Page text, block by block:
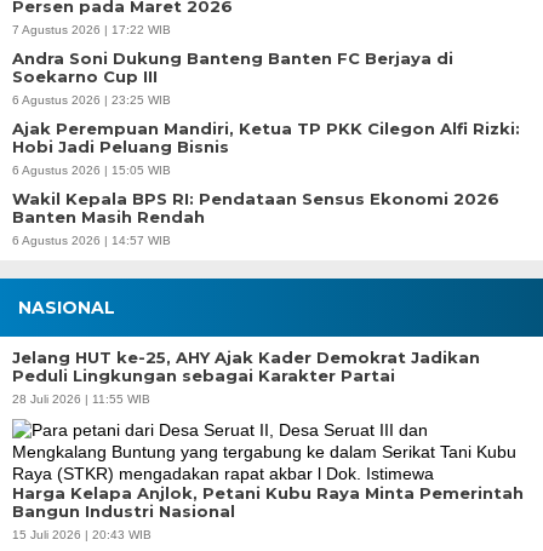
Persen pada Maret 2026
7 Agustus 2026 | 17:22 WIB
Andra Soni Dukung Banteng Banten FC Berjaya di
Soekarno Cup III
6 Agustus 2026 | 23:25 WIB
Ajak Perempuan Mandiri, Ketua TP PKK Cilegon Alfi Rizki:
Hobi Jadi Peluang Bisnis
6 Agustus 2026 | 15:05 WIB
Wakil Kepala BPS RI: Pendataan Sensus Ekonomi 2026
Banten Masih Rendah
6 Agustus 2026 | 14:57 WIB
NASIONAL
Jelang HUT ke-25, AHY Ajak Kader Demokrat Jadikan
Peduli Lingkungan sebagai Karakter Partai
28 Juli 2026 | 11:55 WIB
Harga Kelapa Anjlok, Petani Kubu Raya Minta Pemerintah
Bangun Industri Nasional
15 Juli 2026 | 20:43 WIB